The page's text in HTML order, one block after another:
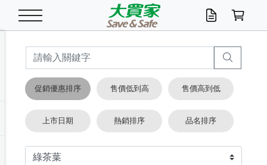
米/五穀/濃湯 米/糙米
五穀/南北貨
湯類/湯塊
油/調味料
食用油
醬油.油膏.蠔油
泡麵 / 麵條
包麵
碗麵/義大利麵
麵條/快煮麵/米粉
魚罐
醬菜/玉米罐
休閒零嘴 初一十五拜拜懶
零嘴
堅果/海苔
美味餅乾
餅乾
糕餅/點心
糖果/巧克力
糖果/蜜餞/果凍
巧克力
茶飲料
果汁咖啡
碳酸/礦泉水
養生保健/常備品 雞精/飲品
機能保健
奶粉/穀麥片
奶粉
麥片/玉米片
沖調穀粉/隨手包
特色茶品
綠茶
紅茶
奶茶/花草茶
即溶咖啡
咖啡豆/粉/濾掛
可可/糖/奶精
沐浴乳香皂 沐浴乳
香皂/洗手乳
美髮造型
洗髮/護髮
造型髮品
口腔清潔
牙 刷
牙膏/漱口水
潔顏產品
卸妝/粉刺調理
臉部保養
面/眼膜
鍋具/飲水/廚房 鍋具/餐具
保鮮/微波
掃除用具/照明/五金
掃除/清潔用具
洗衣/曬衣用具
電池/延長線
傢飾/收納/衛浴
寢具/家具
收納用品
衛浴/毛巾
寵物食品
寵物清潔/百貨
衛生紙/濕巾 抽取衛生紙/濕巾
廚房紙巾/平版/
箱購免運區
衣物清潔
洗衣精
洗衣粉/皂
漂白水/柔軟精
居家清潔
廚房/餐具清潔
浴廁/水管清潔
居家清潔/除濕芳
衛生棉
箱購免運區
嬰兒尿布
成人紙尿褲
廚房家電 料理鍋具
烤箱/微波/電磁爐
快煮壺/烘碗機
季節家電
除濕/清淨機
風扇/防蚊家電
生活家電
除塵家電
美容家電
電腦周邊
數位週邊
手機/平板周邊
文具/辦公用品 文具用品
辦公文具/收納
玩具/擺設小物
汽機車百貨
機車/腳踏車百貨
汽車百貨
休閒/運動
戶外/休閒用品
健身/按摩/瑜珈
測量/護具/其他
服飾內著
配件
男/女/機能包
冷凍免運 生鮮食品
調理食品
箱購免運
食品免運
清潔用品免運
居家/汽百用品
主題專區
季節活動
店長推薦
這夏不怕熱
促銷優惠排序 售價低到高 售價高到低
上市日期 熱銷排序 品名排序